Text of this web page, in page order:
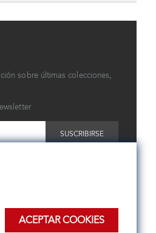
sobre últimas colecciones,
SUSCRIBIRSE
ACEPTAR COOKIES